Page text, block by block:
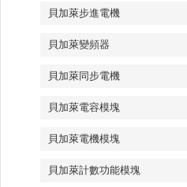
貝加萊步進電機
貝加萊變頻器
貝加萊同步電機
貝加萊電容模塊
貝加萊電機模塊
貝加萊計數功能模塊